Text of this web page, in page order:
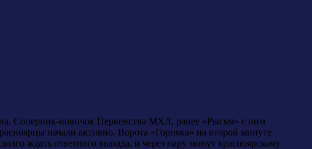
Соперник-новичок Первенства МХЛ, ранее «Рысям» с ним
начали активно. Ворота «Горняка» на второй минуте
ждать ответного выпада, и через пару минут красноярскому